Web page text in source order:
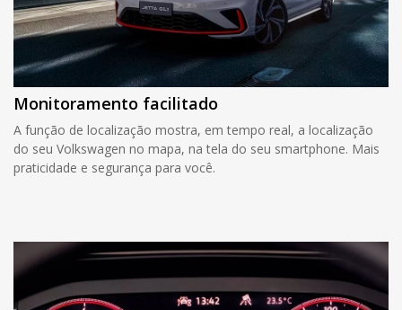
Monitoramento facilitado
A função de localização mostra, em tempo real, a localização
do seu Volkswagen no mapa, na tela do seu smartphone. Mais
praticidade e segurança para você.